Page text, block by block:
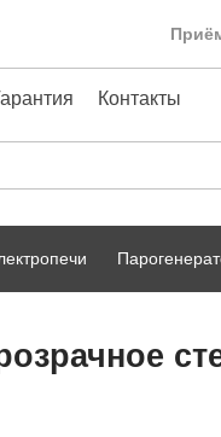
Контакты